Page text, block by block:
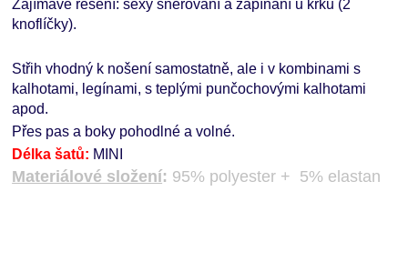
Zajímavé řešení: sexy šněrování a zapínání u krku (2
knoflíčky).
Střih vhodný k nošení samostatně, ale i v kombinami s
kalhotami, legínami, s teplými punčochovými kalhotami
apod.
Přes pas a boky pohodlné a volné.
Délka šatů: MINI
Materiálové složení: 95% polyester + 5% elastan